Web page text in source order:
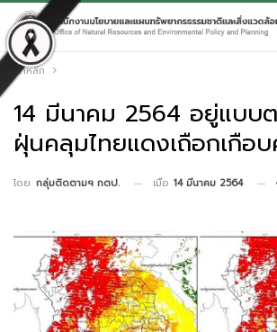
หน้าหลัก
14 มีนาคม 2564 อยู่แบบ
ฝุ่นคลุมไทยแดงเถือกเกือบ
โดย กลุ่มติดตามฯ กตป. เมื่อ 14 มีนาคม 2564